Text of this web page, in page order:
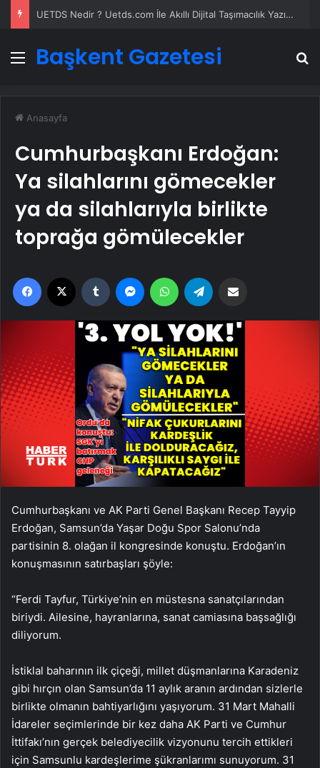
UETDS Nedir ? Uetds.com İle Akıllı Dijital Taşımacılık Yazılımı
Menü
Başkent Gazetesi
Anasayfa
Cumhurbaşkanı Erdoğan:
Ya silahlarını gömecekler
ya da silahlarıyla birlikte
toprağa gömülecekler
Facebook Tumblr MessengerWhatsApp
Cumhurbaşkanı ve AK Parti Genel Başkanı Recep Tayyip
Erdoğan, Samsun’da Yaşar Doğu Spor Salonu’nda
partisinin 8. olağan il kongresinde konuştu. Erdoğan’ın
konuşmasının satırbaşları şöyle:
“Ferdi Tayfur, Türkiye’nin en müstesna sanatçılarından
biriydi. Ailesine, hayranlarına, sanat camiasına başsağlığı
diliyorum.
İstiklal baharının ilk çiçeği, millet düşmanlarına Karadeniz
gibi hırçın olan Samsun’da 11 aylık aranın ardından sizlerle
birlikte olmanın bahtiyarlığını yaşıyorum. 31 Mart Mahalli
İdareler seçimlerinde bir kez daha AK Parti ve Cumhur
İttifakı’nın gerçek belediyecilik vizyonunu tercih ettikleri
için Samsunlu kardeşlerime şükranlarımı sunuyorum. 31